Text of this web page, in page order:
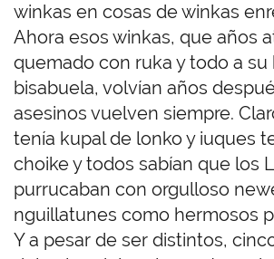
winkas en cosas de winkas
Ahora esos winkas, que años
quemado con ruka y todo a su
bisabuela, volvían años
asesinos vuelven siempre.
tenía kupal de lonko y iuques
choike y todos sabían que los
purrucaban con orgulloso
nguillatunes como hermosos
Y a pesar de ser distintos,